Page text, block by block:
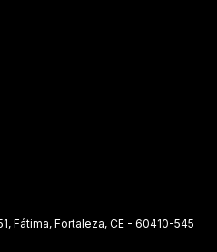
Fátima, Fortaleza, CE - 60410-545